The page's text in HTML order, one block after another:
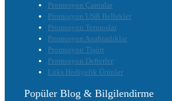
Promosyon Çantalar
Promosyon USB Bellekler
Promosyon Termoslar
Promosyon Anahtarlıklar
Promosyon Tişört
Promosyon Defterler
Lüks Hediyelik Ürünler
Popüler Blog & Bilgilendirme